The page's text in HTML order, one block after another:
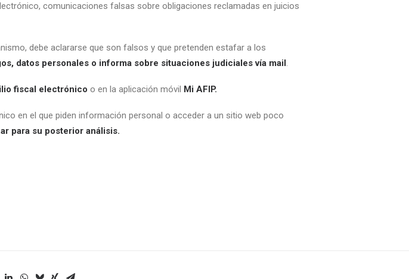
comunicaciones falsas sobre obligaciones reclamadas en juicios
debe aclararse que son falsos y que pretenden estafar a los
datos personales o informa sobre situaciones judiciales vía mail.
fiscal electrónico o en la aplicación móvil Mi AFIP.
en el que piden información personal o acceder a un sitio web poco
para su posterior análisis.